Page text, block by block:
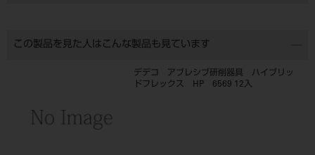
この製品を見た人はこんな製品も見ています
デデコ アブレシブ研削器具 ハイブリッ
ドフレックス HP 6569 12入